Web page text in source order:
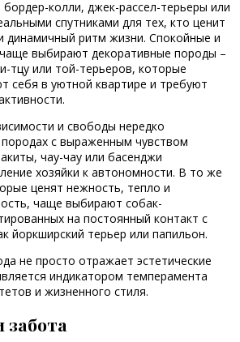
бордер-колли, джек-рассел-терьеры или
спутниками для тех, кто ценит
динамичный ритм жизни. Спокойные и
выбирают декоративные породы –
тцу или той-терьеров, которые
себя в уютной квартире и требуют
и свободы нередко
с выраженным чувством
чау-чау или басенджи
хозяйки к автономности. В то же
ценят нежность, тепло и
чаще выбирают собак-
на постоянный контакт с
йоркширский терьер или папильон.
не просто отражает эстетические
индикатором темперамента
и жизненного стиля.
забота